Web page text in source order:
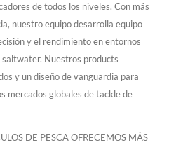
de todos los niveles. Con más
nuestro equipo desarrolla equipo
y el rendimiento en entornos
Nuestros products
y un diseño de vanguardia para
mercados globales de tackle de
DE PESCA OFRECEMOS MÁS